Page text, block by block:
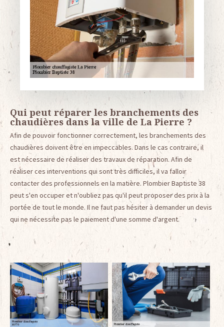
Qui peut réparer les branchements des
chaudières dans la ville de La Pierre ?
Afin de pouvoir fonctionner correctement, les branchements des
chaudières doivent être en impeccables. Dans le cas contraire, il
est nécessaire de réaliser des travaux de réparation. Afin de
réaliser ces interventions qui sont très difficiles, il va falloir
contacter des professionnels en la matière. Plombier Baptiste 38
peut s'en occuper et n'oubliez pas qu'il peut proposer des prix à la
portée de tout le monde. Il ne faut pas hésiter à demander un devis
qui ne nécessite pas le paiement d'une somme d'argent.